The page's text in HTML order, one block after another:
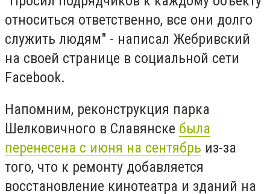
относиться ответственно, все они долго
служить людям" - написал Жебривский
на своей странице в социальной сети
Facebook.
Напомним, реконструкция парка
Шелковичного в Славянске была
перенесена с июня на сентябрь из-за
того, что к ремонту добавляется
восстановление кинотеатра и зданий на